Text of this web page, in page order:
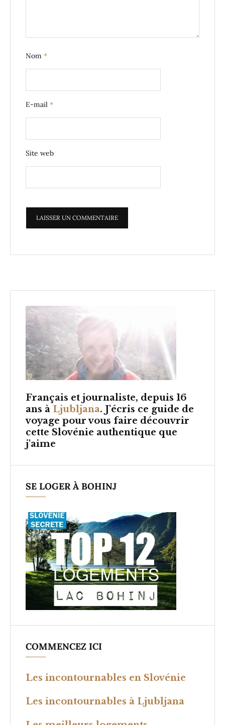
Nom *
E-mail *
Site web
Français et journaliste, depuis 16
ans à Ljubljana. J'écris ce guide de
voyage pour vous faire découvrir
cette Slovénie authentique que
j'aime
SE LOGER À BOHINJ
COMMENCEZ ICI
Les incontournables en Slovénie
Les incontournables à Ljubljana